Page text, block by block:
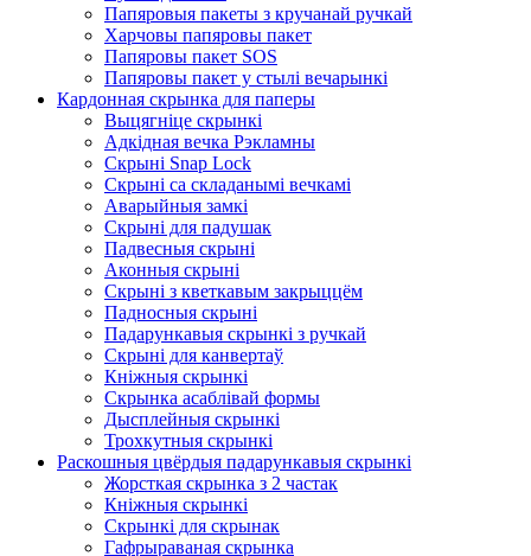
Папяровыя пакеты з кручанай ручкай
Харчовы папяровы пакет
Папяровы пакет SOS
Папяровы пакет у стылі вечарынкі
Кардонная скрынка для паперы
Выцягніце скрынкі
Адкідная вечка Рэкламны
Скрыні Snap Lock
Скрыні са складанымі вечкамі
Аварыйныя замкі
Скрыні для падушак
Падвесныя скрыні
Аконныя скрыні
Скрыні з кветкавым закрыццём
Падносныя скрыні
Падарункавыя скрынкі з ручкай
Скрыні для канвертаў
Кніжныя скрынкі
Скрынка асаблівай формы
Дысплейныя скрынкі
Трохкутныя скрынкі
Раскошныя цвёрдыя падарункавыя скрынкі
Жорсткая скрынка з 2 частак
Кніжныя скрынкі
Скрынкі для скрынак
Гафрыраваная скрынка